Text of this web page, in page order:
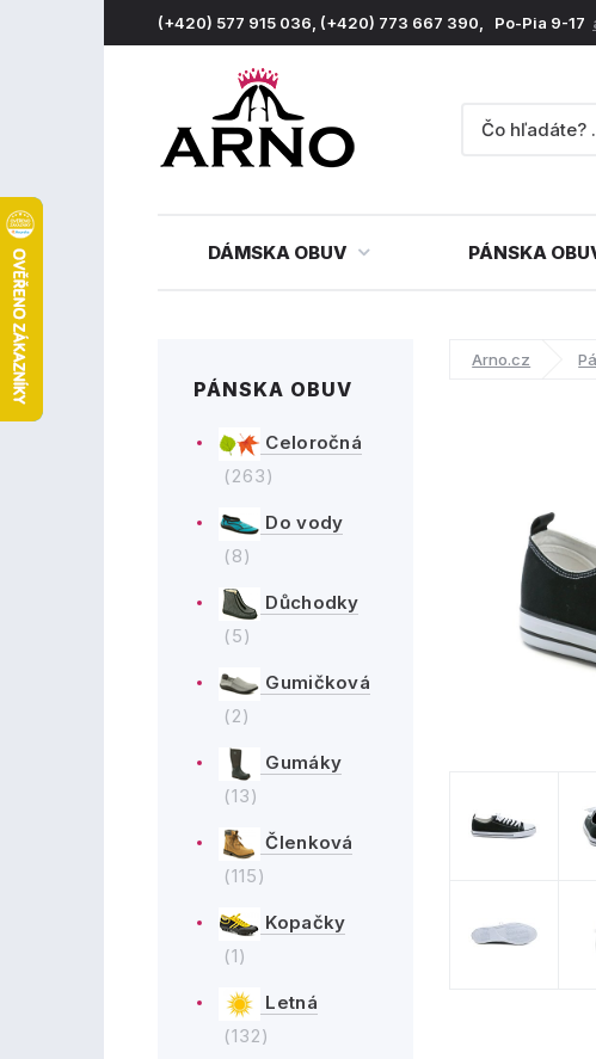
(+420) 577 915 036, (+420) 773 667 390, Po-Pia 9-17
DÁMSKA OBUV PÁNSKA
PÁNSKA OBUV
Celoročná
(263)
Do vody
(8)
Důchodky
(5)
Gumičková
(2)
Gumáky
(13)
Členková
(115)
Kopačky
(1)
Letná
(132)
Arno.cz